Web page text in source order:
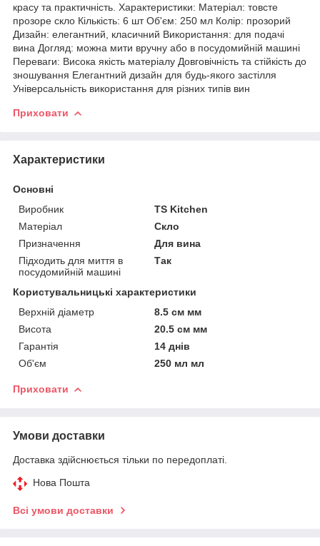
красу та практичність. Характеристики: Матеріал: товсте
прозоре скло Кількість: 6 шт Об'єм: 250 мл Колір: прозорий
Дизайн: елегантний, класичний Використання: для подачі
вина Догляд: можна мити вручну або в посудомийній машині
Переваги: Висока якість матеріалу Довговічність та стійкість до
зношування Елегантний дизайн для будь-якого застілля
Універсальність використання для різних типів вин
Приховати
Характеристики
Основні
Виробник
TS Kitchen
Матеріал
Скло
Призначення
Для вина
Підходить для миття в
посудомийній машині
Так
Користувальницькі характеристики
Верхній діаметр
8.5 см мм
Висота
20.5 см мм
Гарантія
14 днів
Об'єм
250 мл мл
Приховати
Умови доставки
Доставка здійснюється тільки по передоплаті.
Нова Пошта
Всі умови доставки